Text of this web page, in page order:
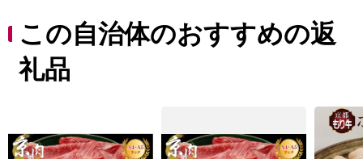
保存地区に選定されており、新緑や雪など四季折々に変
化する景観で訪れる人々を癒してくれます。
京都の台所として付加価値の高いお米や京野菜、乳製品
などを生産しているほか、木工や焼き物等の工芸作家が
ふるさと納税を通じて、ぜひ、南丹市の「食」や「技」
この自治体のおすすめの返
礼品